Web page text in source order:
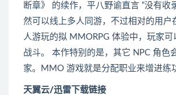
断章》 的续作，平八野谕直言 “没有收
然可以线上多人同游，不过相对的用
人游玩的拟 MMORPG 体验中，玩家
战斗。 本作特别的是，其它 NPC 角色
家。MMO 游戏就是分配职业来增进练
天翼云/迅雷下载链接